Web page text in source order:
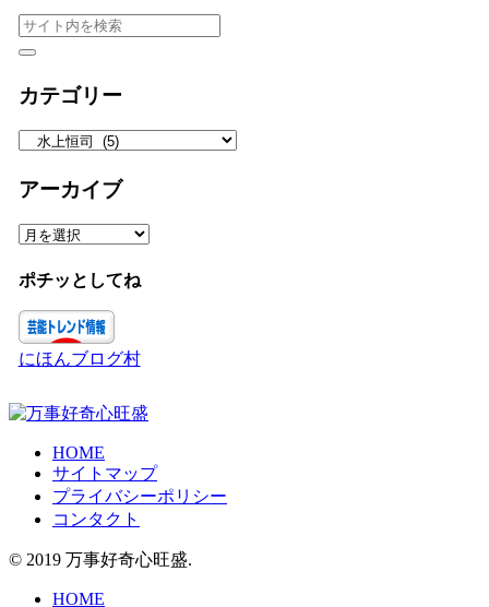
カテゴリー
ゴ
ー
アーカイブ
ア
カ
ブ
ポチッとしてね
にほんブログ村
HOME
サイトマップ
プライバシーポリシー
コンタクト
© 2019 万事好奇心旺盛.
HOME